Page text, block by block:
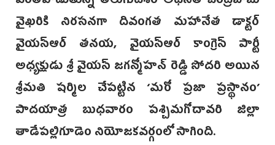
వైఖరికి నిరసనగా దివంగత మహానేత డాక్టర్
వైయస్ఆర్ తనయ, వైయస్ఆర్ కాంగ్రెస్ పార్టీ
అధ్యక్షుడు శ్రీ వైయస్ జగన్మోహన్‌ రెడ్డి సోదరి అయిన
శ్రీమతి షర్మిల చేపట్టిన ‘మరో ప్రజా ప్రస్థానం’
పాదయాత్ర బుధవారం పశ్చిమగోదావరి జిల్లా
తాడేపల్లిగూడెం నియోజకవర్గంలో సాగింది.